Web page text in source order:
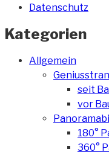
Datenschutz
Kategorien
Allgemein
seit
vor
180°
360°